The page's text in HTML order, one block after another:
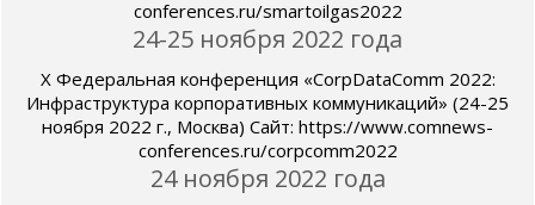
conferences.ru/smartoilgas2022
24-25 ноября 2022 года
X Федеральная конференция «СorpDataComm 2022:
Инфраструктура корпоративных коммуникаций» (24-25
ноября 2022 г., Москва) Сайт: https://www.comnews-
conferences.ru/corpcomm2022
24 ноября 2022 года